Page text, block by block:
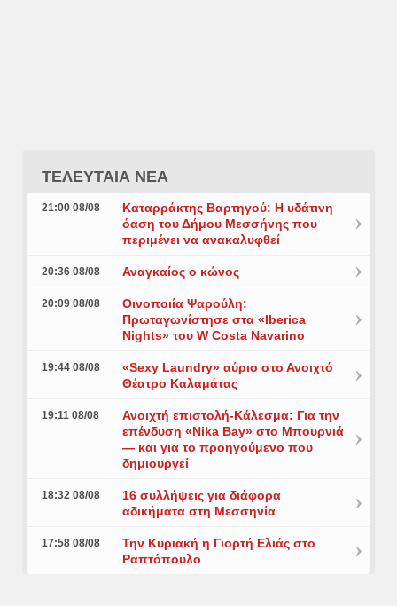
ΤΕΛΕΥΤΑΙΑ ΝΕΑ
21:00 08/08
Καταρράκτης Βαρτηγού: Η υδάτινη
όαση του Δήμου Μεσσήνης που
περιμένει να ανακαλυφθεί
20:36 08/08 Αναγκαίος ο κώνος
20:09 08/08
Οινοποιία Ψαρούλη:
Πρωταγωνίστησε στα «Iberica
Nights» του W Costa Navarino
19:44 08/08
«Sexy Laundry» αύριο στο Ανοιχτό
Θέατρο Καλαμάτας
19:11 08/08
Ανοιχτή επιστολή-Κάλεσμα: Για την
επένδυση «Nika Bay» στο Μπουρνιά
— και για το προηγούμενο που
δημιουργεί
18:32 08/08
16 συλλήψεις για διάφορα
αδικήματα στη Μεσσηνία
17:58 08/08
Την Κυριακή η Γιορτή Ελιάς στο
Ραπτόπουλο